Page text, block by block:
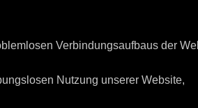
Verbindungsaufbaus der
Nutzung unserer Website,